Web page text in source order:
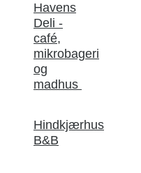
Havens
Deli -
café,
mikrobageri
og
madhus
Hindkjærhus
B&B